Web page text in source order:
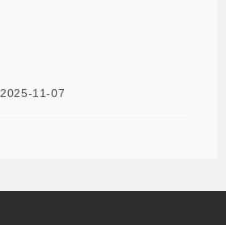
2025-11-07